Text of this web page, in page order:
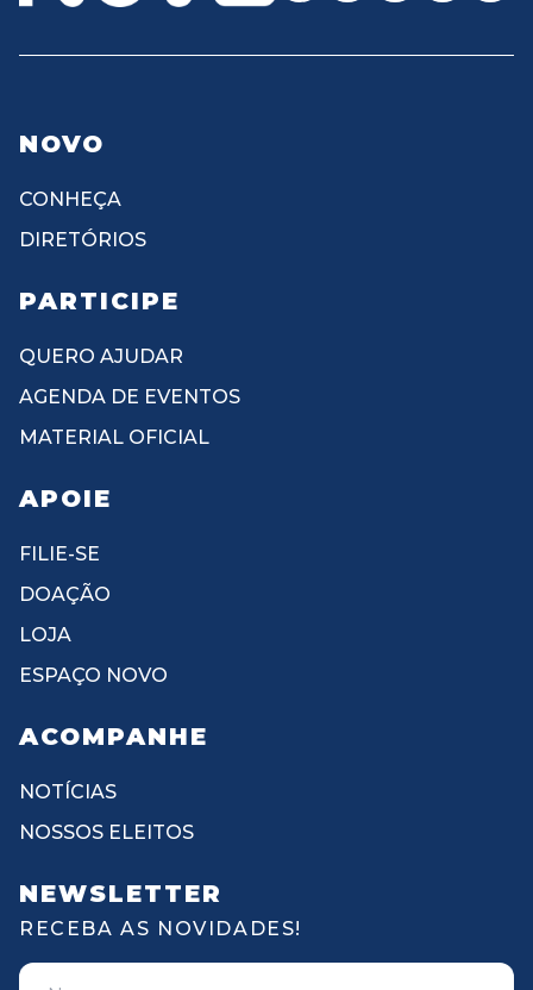
NOVO
CONHEÇA
DIRETÓRIOS
PARTICIPE
QUERO AJUDAR
AGENDA DE EVENTOS
MATERIAL OFICIAL
APOIE
FILIE-SE
DOAÇÃO
LOJA
ESPAÇO NOVO
ACOMPANHE
NOTÍCIAS
NOSSOS ELEITOS
NEWSLETTER
RECEBA AS NOVIDADES!